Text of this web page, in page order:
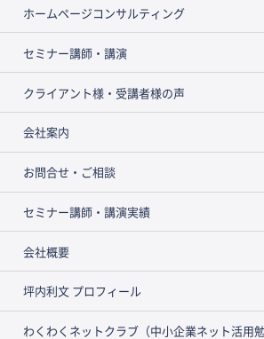
ホームページコンサルティング
セミナー講師・講演
クライアント様・受講者様の声
会社案内
お問合せ・ご相談
セミナー講師・講演実績
会社概要
坪内利文 プロフィール
わくわくネットクラブ（中小企業ネット活用勉